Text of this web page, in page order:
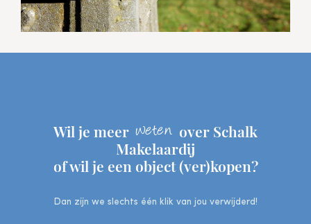
Wil je meer weten over Schalk
Makelaardij
of wil je een object (ver)kopen?
Dan zijn we slechts één klik van jou verwijderd!